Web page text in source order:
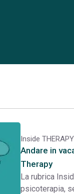
Inside THERAPY
Andare in
Therapy
La rubrica
psicoterapia,